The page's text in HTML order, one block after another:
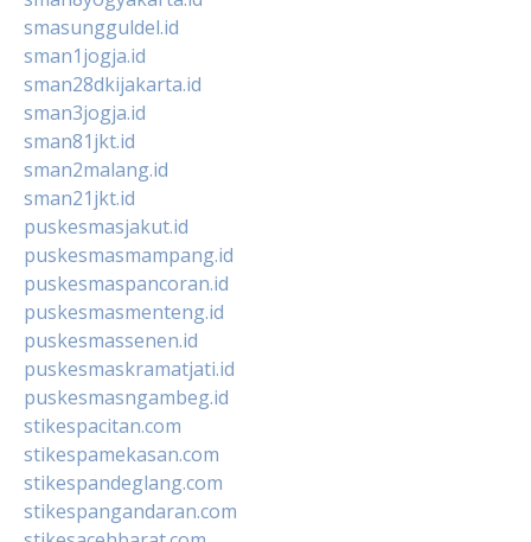
smasungguldel.id
sman1jogja.id
sman28dkijakarta.id
sman3jogja.id
sman81jkt.id
sman2malang.id
sman21jkt.id
puskesmasjakut.id
puskesmasmampang.id
puskesmaspancoran.id
puskesmasmenteng.id
puskesmassenen.id
puskesmaskramatjati.id
puskesmasngambeg.id
stikespacitan.com
stikespamekasan.com
stikespandeglang.com
stikespangandaran.com